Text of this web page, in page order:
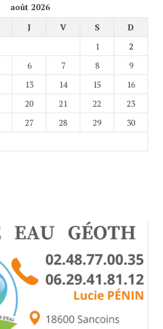
août 2026
J V S
D
1
2
6 7 8
9
13 14 15
16
20 21 22
23
27 28 29
30